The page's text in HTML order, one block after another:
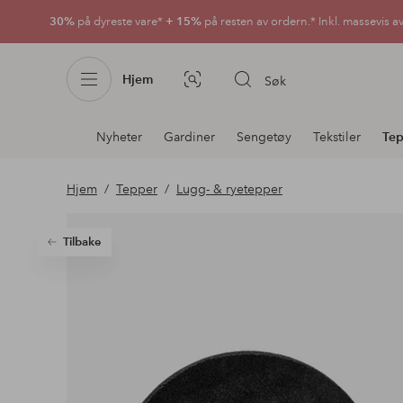
30% på dyreste vare* + 15% på resten av ordern.* Inkl. massevis
Hjem Bildesøk Søk
Avdelingsnavigering
Nyheter Gardiner Sengetøy Tekstiler
Hjem Tepper Lugg- & ryetepper
Tilbake